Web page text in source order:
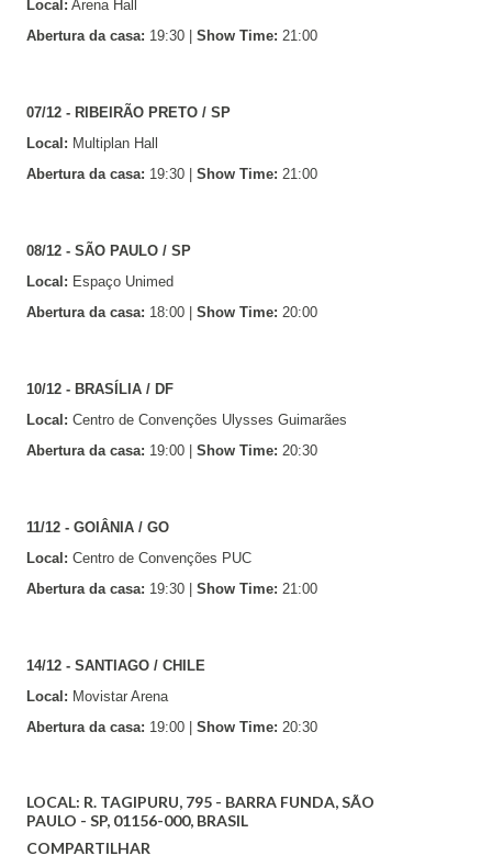
Local: Arena Hall
Abertura da casa: 19:30 | Show Time: 21:00
07/12 - RIBEIRÃO PRETO / SP
Local: Multiplan Hall
Abertura da casa: 19:30 | Show Time: 21:00
08/12 - SÃO PAULO / SP
Local: Espaço Unimed
Abertura da casa: 18:00 | Show Time: 20:00
10/12 - BRASÍLIA / DF
Local: Centro de Convenções Ulysses Guimarães
Abertura da casa: 19:00 | Show Time: 20:30
11/12 - GOIÂNIA / GO
Local: Centro de Convenções PUC
Abertura da casa: 19:30 | Show Time: 21:00
14/12 - SANTIAGO / CHILE
Local: Movistar Arena
Abertura da casa: 19:00 | Show Time: 20:30
LOCAL: R. TAGIPURU, 795 - BARRA FUNDA, SÃO
PAULO - SP, 01156-000, BRASIL
COMPARTILHAR